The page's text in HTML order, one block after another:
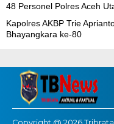
48 Personel Polres Aceh
Kapolres AKBP Trie
Bhayangkara ke-80